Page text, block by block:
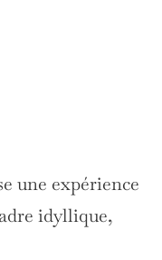
une expérience
idyllique,